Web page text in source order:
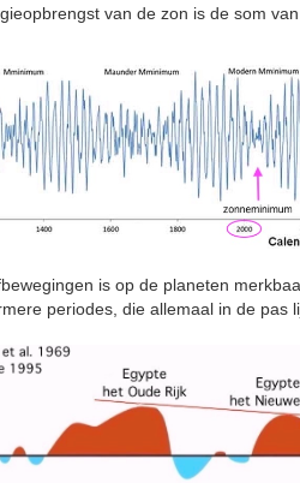
van de zon is de som
is op de planeten
periodes, die allemaal in de pas